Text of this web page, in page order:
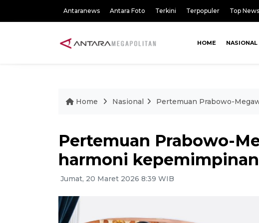
Antaranews Antara Foto Terkini Terpopuler Top News
HOME NASIONAL
Home Nasional Pertemuan Prabowo-
Pertemuan Prabowo-
harmoni kepemimpinan
Jumat, 20 Maret 2026 8:39 WIB